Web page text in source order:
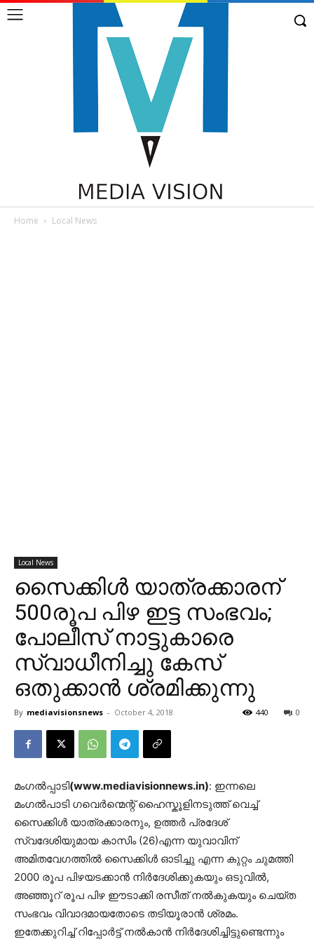
Home Local News
Local News
സൈക്കിൾ യാത്രക്കാരന്
500രൂപ പിഴ ഇട്ട സംഭവം;
പോലീസ് നാട്ടുകാരെ
സ്വാധീനിച്ചു കേസ്
ഒതുക്കാൻ ശ്രമിക്കുന്നു
By mediavisionsnews - October 4, 2018 0
440
മംഗൽപ്പാടി(www.mediavisionnews.in): ഇന്നലെ
മംഗൽപാടി ഗവെർന്മെന്റ് ഹൈസ്കൂളിനടുത്ത്‌ വെച്ച്
സൈക്കിൾ യാത്രക്കാരനും, ഉത്തർ പ്രദേശ്
സ്വദേശിയുമായ കാസിം (26)എന്ന യുവാവിന്
അമിതവേഗത്തിൽ സൈക്കിൾ ഓടിച്ചു എന്ന കുറ്റം ചുമത്തി
2000 രൂപ പിഴയടക്കാൻ നിർദേശിക്കുകയും ഒടുവിൽ,
അഞ്ഞൂറ് രൂപ പിഴ ഈടാക്കി രസീത് നൽകുകയും ചെയ്ത
സംഭവം വിവാദമായതോടെ തടിയൂരാൻ ശ്രമം.
ഇതേക്കുറിച്ച് റിപ്പോർട്ട് നൽകാൻ നിർദേശിച്ചിട്ടുണ്ടെന്നും